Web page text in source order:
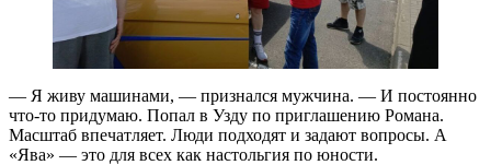
— Я живу машинами, — признался мужчина. — И постоянно
что-то придумаю. Попал в Узду по приглашению Романа.
Масштаб впечатляет. Люди подходят и задают вопросы. А
«Ява» — это для всех как настольгия по юности.